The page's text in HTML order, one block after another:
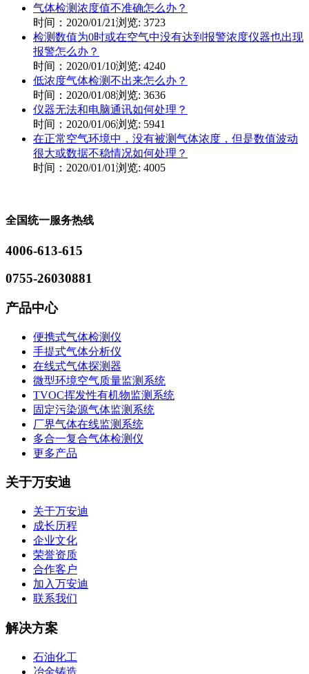
气体检测浓度值不准确怎么办？
时间：2020/01/21浏览: 3723
检测数值为0时或在空气中没有达到报警浓度仪器也出现
报警怎么办？
时间：2020/01/10浏览: 4240
低浓度气体检测不出来怎么办？
时间：2020/01/08浏览: 3636
仪器无法和电脑通讯如何处理？
时间：2020/01/06浏览: 5941
在正常空气环境中，没有被测气体浓度，但是数值波动
很大或数据不稳情况如何处理？
时间：2020/01/01浏览: 4005
全国统一服务热线
4006-613-615
0755-26030881
产品中心
便携式气体检测仪
手提式气体分析仪
在线式气体探测器
微型环境空气质量监测系统
TVOC挥发性有机物监测系统
固定污染源气体监测系统
厂界气体在线监测系统
多合一复合气体检测仪
更多产品
关于万安迪
关于万安迪
成长历程
企业文化
荣誉资质
合作客户
加入万安迪
联系我们
解决方案
石油化工
冶金铸造